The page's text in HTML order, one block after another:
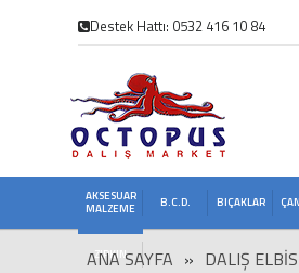
Destek Hattı: 0532 416 10 84
AKSESUAR
MALZEME
B.C.D. BIÇAKLAR
ZIPKIN
ANA SAYFA » DALIŞ